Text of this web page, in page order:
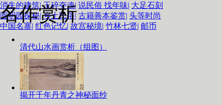
消失的建筑| 玉碎夺魂| 说民俗 找年味| 大足石刻
圆明园探秘| 乡土民俗| 古籍善本鉴赏| 头等时尚
中国名寨| 红色记忆| 故宫秘境| 竹林七贤| 邮币
名作赏析
清代山水画赏析（组图）
揭开千年丹青之神秘面纱